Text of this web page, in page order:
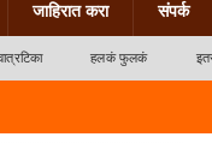
जाहिरात करा संपर्क
हलकं फुलकं